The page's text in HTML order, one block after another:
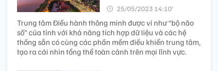
25/05/2023 14:10’
Trung tâm Điều hành thông minh được ví như “bộ não
số” của tỉnh với khả năng tích hợp dữ liệu và các hệ
thống sẵn có cùng các phần mềm điều khiển trung tâm,
tạo ra cái nhìn tổng thể toàn cảnh trên mọi lĩnh vực.